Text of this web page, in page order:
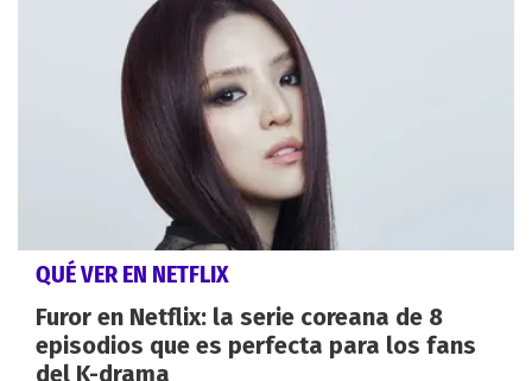
QUÉ VER EN NETFLIX
Furor en Netflix: la serie coreana de 8
episodios que es perfecta para los fans
del K-drama